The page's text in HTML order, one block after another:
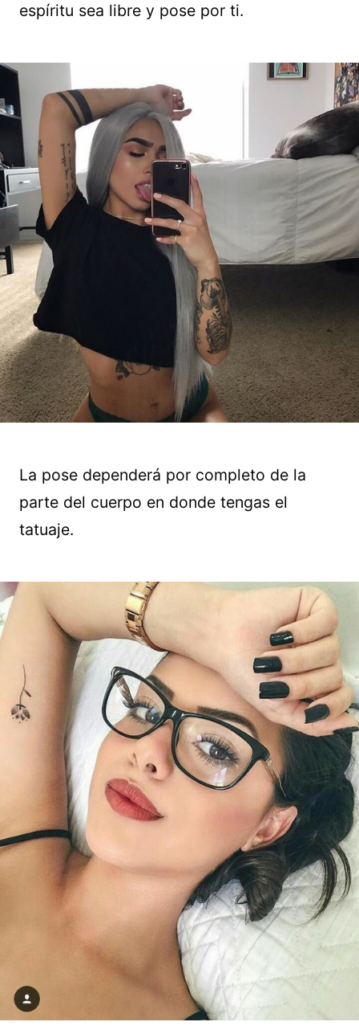
espíritu sea libre y pose por ti.
La pose dependerá por completo de la
parte del cuerpo en donde tengas el
tatuaje.